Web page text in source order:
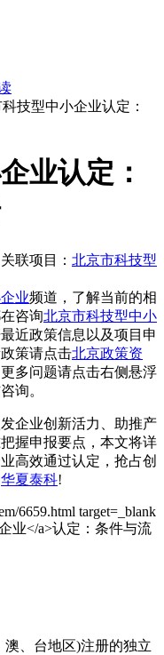
技型中小企业认定：
业认定：
关联项目： 北京市科技型
业频道，了解当前的相
咨询北京市科技型中小
近政策信息以及项目申
策请点击北京政策资
更多问题请点击右侧悬浮
询。
企业创新活力、助推产
握申报要点，本文将详
高效通过认定，抢占创
华夏泰科!
、台地区)注册的独立